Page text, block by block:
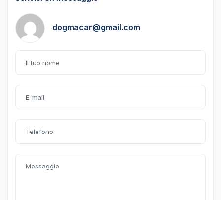
dogmacar@gmail.com